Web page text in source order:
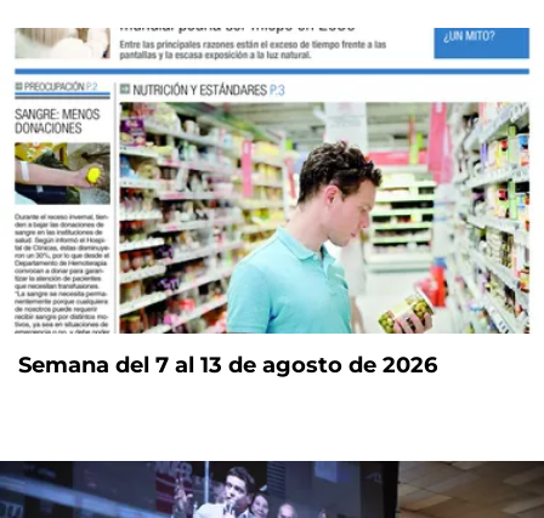
Semana del 7 al 13 de agosto de 2026